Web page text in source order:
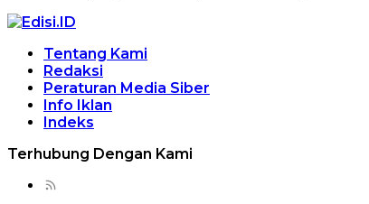
Tentang Kami
Redaksi
Peraturan Media Siber
Info Iklan
Indeks
Terhubung Dengan Kami